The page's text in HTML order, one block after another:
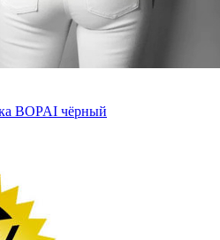
BOPAI чёрный